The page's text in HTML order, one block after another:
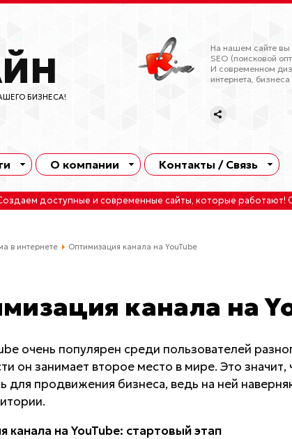
БИЗНЕСА!
На нашем сайте вы
SEO (поисковой
И современном
интернета,
О компании Контакты / Связь
доступные и современные сайты, которые работают!
в интернете Оптимизация канала на YouTube
канала на
очень популярен среди пользователей
он занимает второе место в мире. Это
для продвижения бизнеса, ведь на ней
канала на YouTube: стартовый этап